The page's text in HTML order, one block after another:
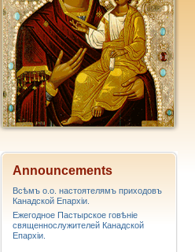
Announcements
Всѣмъ о.о. настоятелямъ приходовъ
Канадской Епархiи.
Ежегодное Пастырское говѣніе
священнослужителей Канадской
Епархіи.